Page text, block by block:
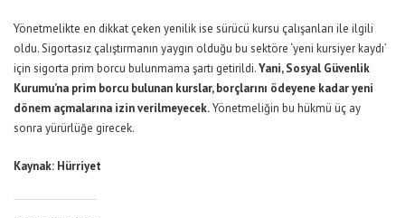
Yönetmelikte en dikkat çeken yenilik ise sürücü kursu çalışanları ile ilgili
oldu. Sigortasız çalıştırmanın yaygın olduğu bu sektöre ‘yeni kursiyer kaydı’
için sigorta prim borcu bulunmama şartı getirildi.Yani, Sosyal Güvenlik
Kurumu’na prim borcu bulunan kurslar, borçlarını ödeyene kadar yeni
dönem açmalarına izin verilmeyecek.Yönetmeliğin bu hükmü üç ay
sonra yürürlüğe girecek.
Kaynak: Hürriyet